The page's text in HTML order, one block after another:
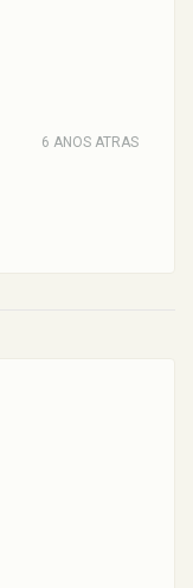
6 ANOS ATRAS